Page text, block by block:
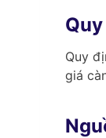
Quy
giá